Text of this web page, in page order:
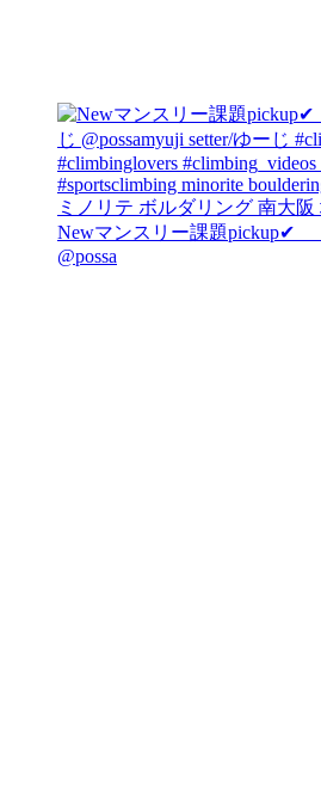
Newマンスリー課題pickup✔︎
@possa